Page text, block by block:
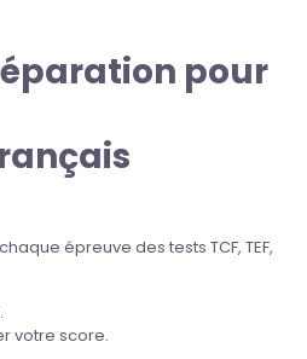
pour
épreuve des tests TCF, TEF,
votre score.